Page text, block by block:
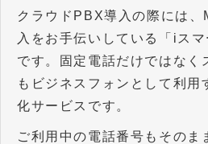
クラウドPBX導入の際には
入をお手伝いしている「iス
です。固定電話だけではなく
もビジネスフォンとして利用
化サービスです。
ご利用中の電話番号もそのま